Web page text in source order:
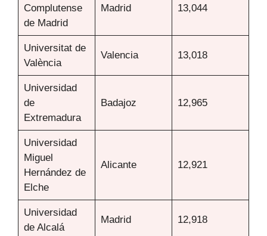
Complutense
de Madrid
Madrid 13,044
Universitat de
València
Valencia 13,018
Universidad
de
Extremadura
Badajoz 12,965
Universidad
Miguel
Hernández de
Elche
Alicante 12,921
Universidad
de Alcalá
Madrid 12,918